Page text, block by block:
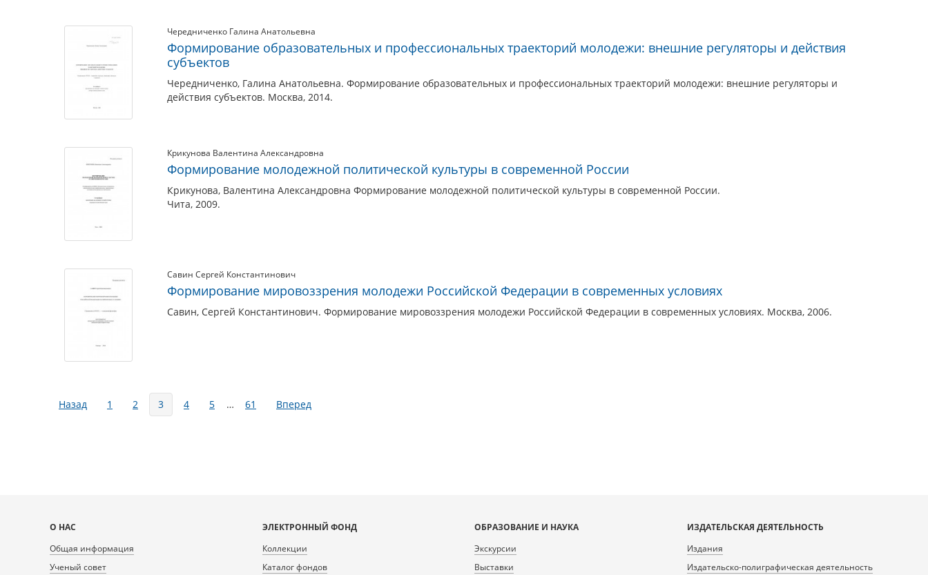
Чередниченко Галина Анатольевна
Формирование образовательных и профессиональных траекторий молодежи: внешние регуляторы и действия
субъектов
Чередниченко, Галина Анатольевна. Формирование образовательных и профессиональных траекторий молодежи: внешние регуляторы и
действия субъектов. Москва, 2014.
Крикунова Валентина Александровна
Формирование молодежной политической культуры в современной России
Крикунова, Валентина Александровна Формирование молодежной политической культуры в современной России.
Чита, 2009.
Савин Сергей Константинович
Формирование мировоззрения молодежи Российской Федерации в современных условиях
Савин, Сергей Константинович. Формирование мировоззрения молодежи Российской Федерации в современных условиях. Москва, 2006.
Страницы
Назад 1 2 3 4 5 … 61 Вперед
Карта
сайта
О НАС
Общая информация
Ученый совет
ЭЛЕКТРОННЫЙ ФОНД
Коллекции
Каталог фондов
ОБРАЗОВАНИЕ И НАУКА
Экскурсии
Выставки
ИЗДАТЕЛЬСКАЯ ДЕЯТЕЛЬНОСТЬ
Издания
Издательско-полиграфическая деятельность